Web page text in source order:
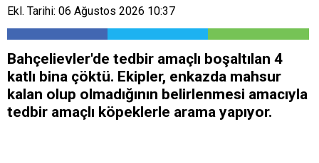
Ekl. Tarihi: 06 Ağustos 2026 10:37
Bahçelievler'de tedbir amaçlı boşaltılan 4
katlı bina çöktü. Ekipler, enkazda mahsur
kalan olup olmadığının belirlenmesi amacıyla
tedbir amaçlı köpeklerle arama yapıyor.